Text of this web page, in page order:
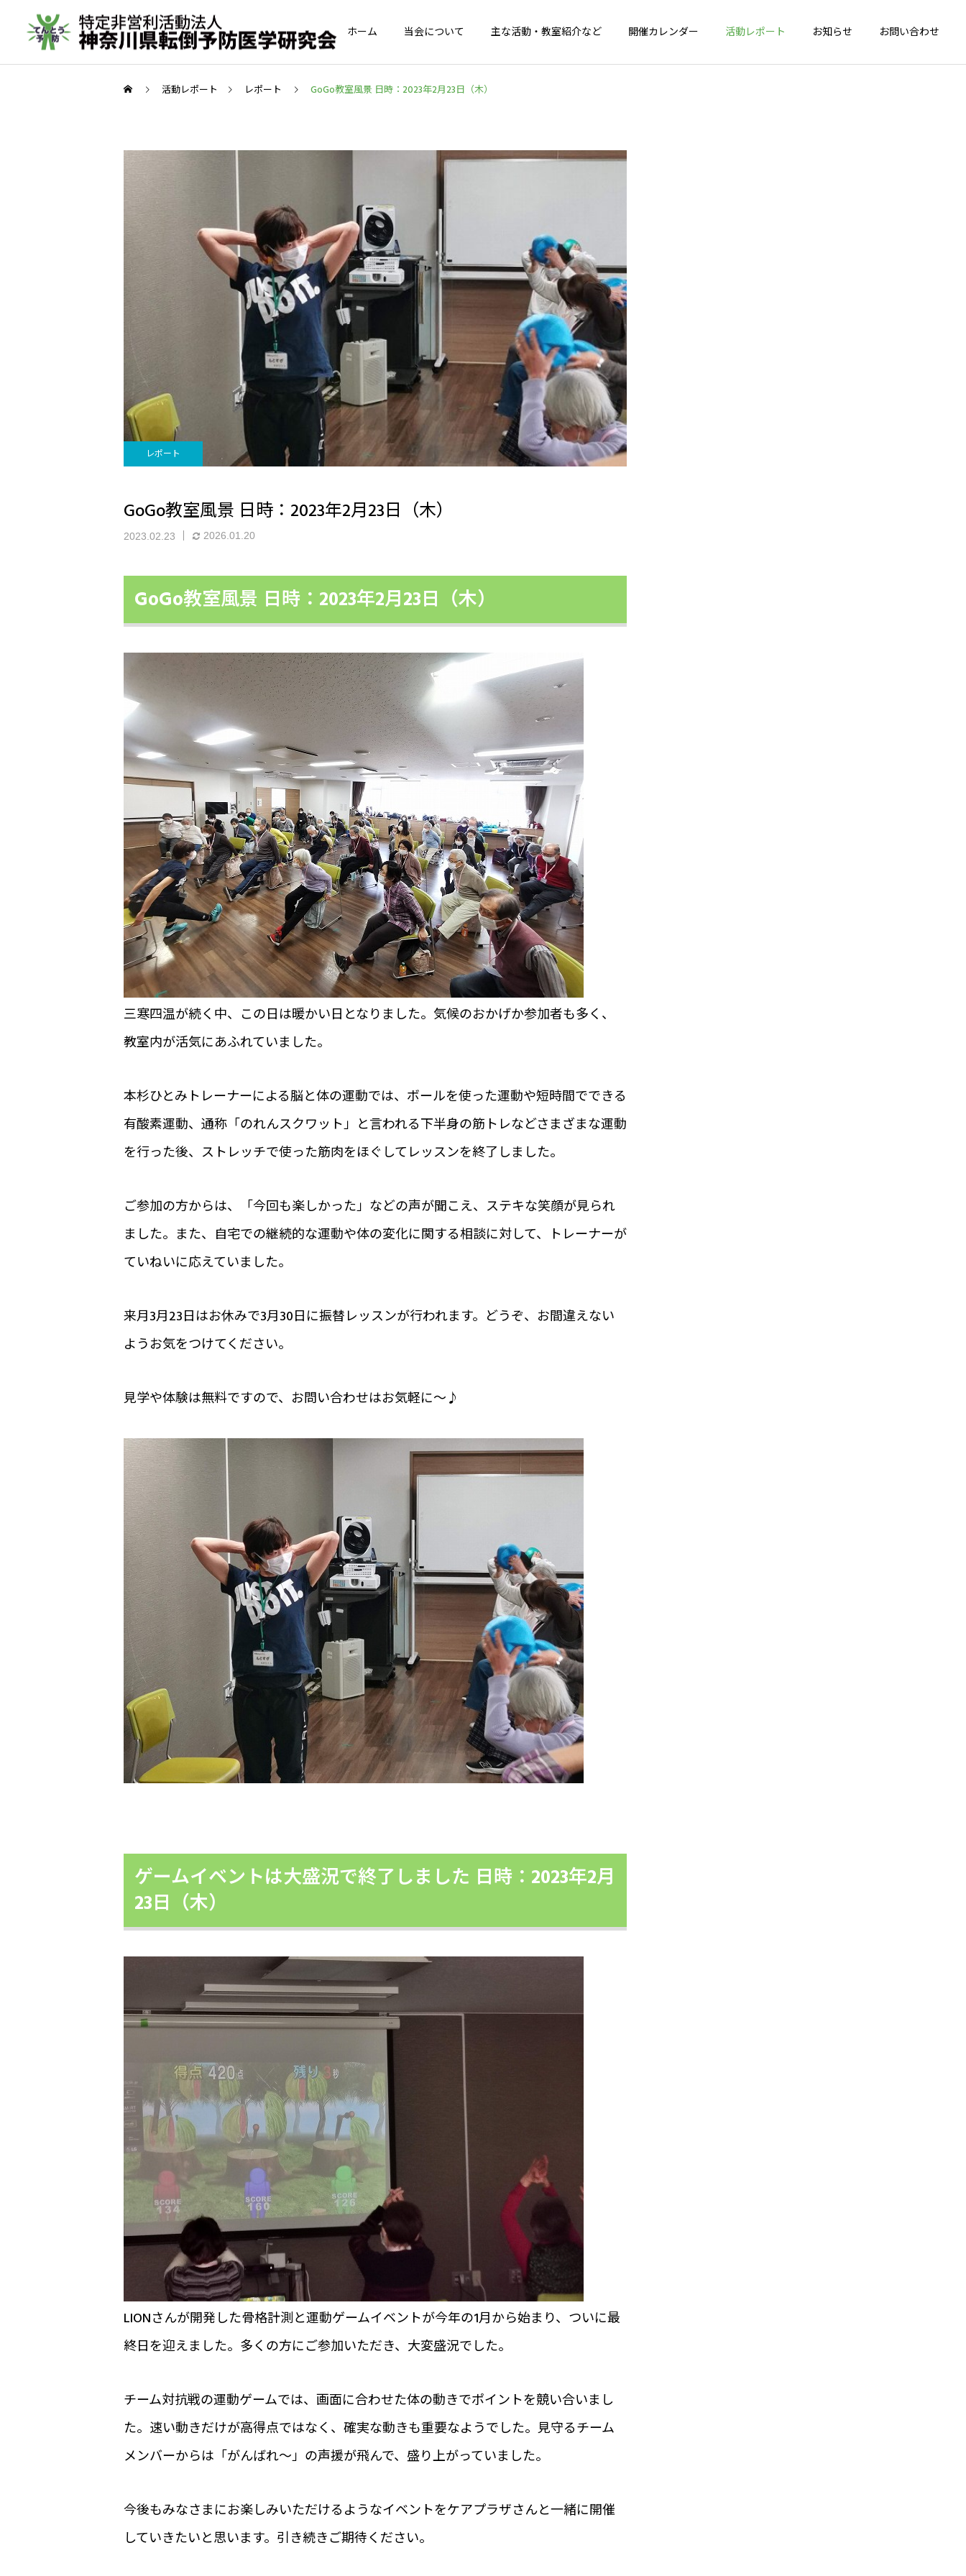
ホーム 当会について 主な活動・教室紹介など 開催カレンダー 活動レポート お知らせ お問い合わせ
青葉GoGoクラブ
その他の活動
青葉GoGoクラブ 2026年
2月26日 落語の笑い
2月12日 夢のコラボ！！
活動レポート レポート GoGo教室風景 日時：2023年2月23日（木）
レポート
GoGo教室風景 日時：2023年2月23日（木）
2023.02.23 2026.01.20
GoGo教室風景 日時：2023年2月23日（木）
三寒四温が続く中、この日は暖かい日となりました。気候のおかげか参加者も多く、
教室内が活気にあふれていました。
本杉ひとみトレーナーによる脳と体の運動では、ボールを使った運動や短時間でできる
有酸素運動、通称「のれんスクワット」と言われる下半身の筋トレなどさまざまな運動
を行った後、ストレッチで使った筋肉をほぐしてレッスンを終了しました。
ご参加の方からは、「今回も楽しかった」などの声が聞こえ、ステキな笑顔が見られ
ました。また、自宅での継続的な運動や体の変化に関する相談に対して、トレーナーが
ていねいに応えていました。
来月3月23日はお休みで3月30日に振替レッスンが行われます。どうぞ、お間違えない
ようお気をつけてください。
見学や体験は無料ですので、お問い合わせはお気軽に～♪
ゲームイベントは大盛況で終了しました 日時：2023年2月
23日（木）
LIONさんが開発した骨格計測と運動ゲームイベントが今年の1月から始まり、ついに最
終日を迎えました。多くの方にご参加いただき、大変盛況でした。
チーム対抗戦の運動ゲームでは、画面に合わせた体の動きでポイントを競い合いまし
た。速い動きだけが高得点ではなく、確実な動きも重要なようでした。見守るチーム
メンバーからは「がんばれ～」の声援が飛んで、盛り上がっていました。
今後もみなさまにお楽しみいただけるようなイベントをケアプラザさんと一緒に開催
していきたいと思います。引き続きご期待ください。